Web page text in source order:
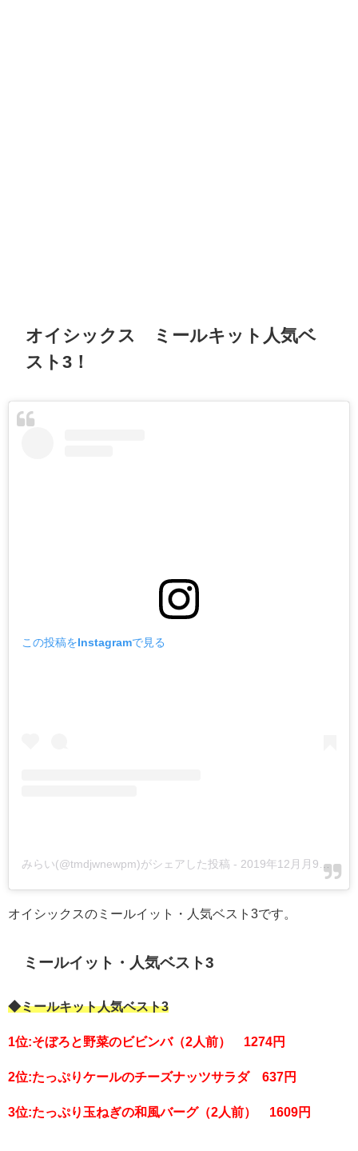
オイシックス ミールキット人気ベ
スト3！
この投稿をInstagramで見る
みらい(@tmdjwnewpm)がシェアした投稿 - 2019年12月月9日午前4時46分PST
オイシックスのミールイット・人気ベスト3です。
ミールイット・人気ベスト3
◆ミールキット人気ベスト3
1位:そぼろと野菜のビビンバ（2人前） 1274円
2位:たっぷりケールのチーズナッツサラダ 637円
3位:たっぷり玉ねぎの和風バーグ（2人前） 1609円